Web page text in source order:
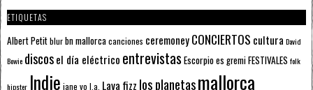
ETIQUETAS
Albert Petitblurbn mallorcacanciones ceremoneyCONCIERTOS cultura David
Bowie discosel día eléctrico entrevistas Escorpioes gremiFESTIVALES folk
hipster Indie jane yo l.a. Lava fizz los planetasmallorca